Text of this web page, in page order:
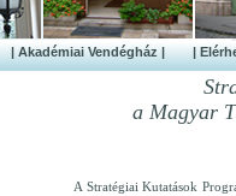
| Akadémiai Vendégház | |
a Magyar
A Stratégiai Kutatások